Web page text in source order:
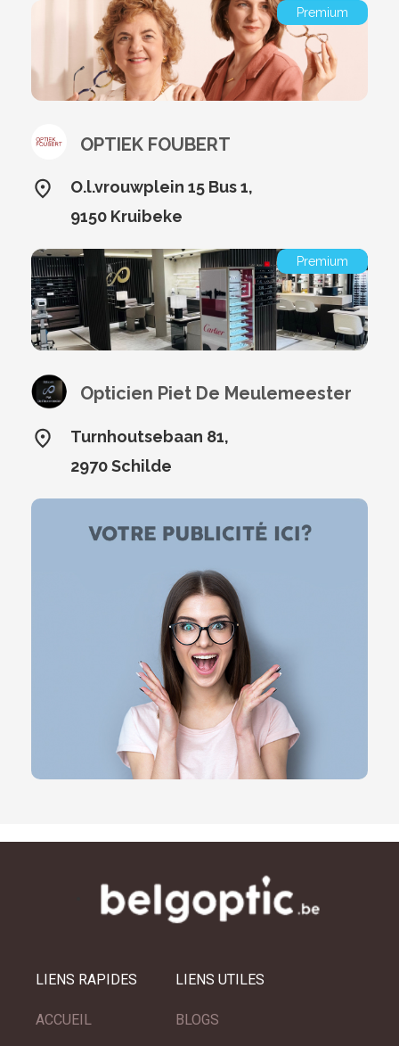
Premium
OPTIEK FOUBERT
O.l.vrouwplein 15 Bus 1,
9150 Kruibeke
Premium
Opticien Piet De Meulemeester
Turnhoutsebaan 81,
2970 Schilde
LIENS RAPIDES
ACCUEIL
LIENS UTILES
BLOGS